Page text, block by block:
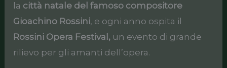
la città natale del famoso compositore
Gioachino Rossini, e ogni anno ospita il
Rossini Opera Festival, un evento di grande
rilievo per gli amanti dell’opera.